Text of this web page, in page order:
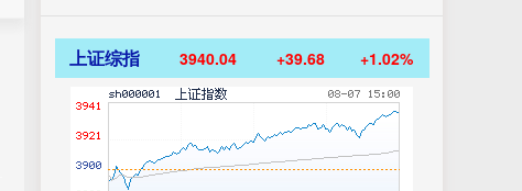
上证综指 3940.04 +39.68 +1.02%